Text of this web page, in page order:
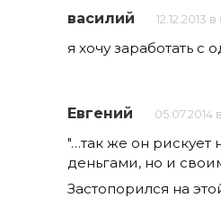
василий 12.12.2013 в
я хочу заработать с
Евгений 05.07.2014
"…так же он рискует
деньгами, но и
Застопорился на